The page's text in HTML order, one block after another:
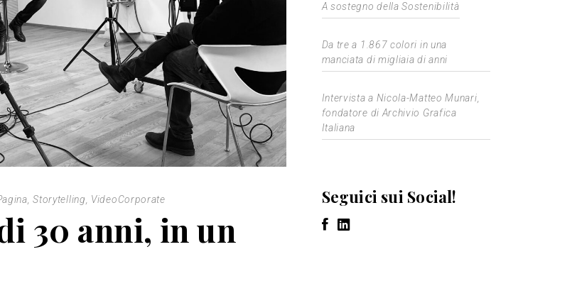
,Storytelling, VideoCorporate
30 anni, in un
A sostegno della Sostenibilità
Da tre a 1.867 colori in una
manciata di migliaia di anni
Intervista a Nicola-Matteo Munari,
fondatore di Archivio Grafica
Italiana
Seguici sui Social!